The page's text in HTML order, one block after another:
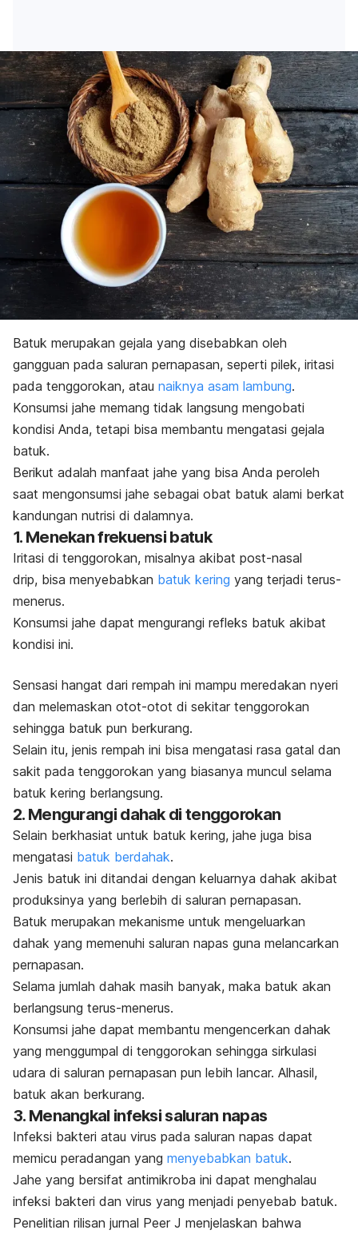
Batuk merupakan gejala yang disebabkan oleh
gangguan pada saluran pernapasan, seperti pilek, iritasi
pada tenggorokan, atau naiknya asam lambung.
Konsumsi jahe memang tidak langsung mengobati
kondisi Anda, tetapi bisa membantu mengatasi gejala
batuk.
Berikut adalah manfaat jahe yang bisa Anda peroleh
saat mengonsumsi jahe sebagai obat batuk alami berkat
kandungan nutrisi di dalamnya.
1. Menekan frekuensi batuk
Iritasi di tenggorokan, misalnya akibat post-nasal
drip, bisa menyebabkan batuk kering yang terjadi terus-
menerus.
Konsumsi jahe dapat mengurangi refleks batuk akibat
kondisi ini.
Sensasi hangat dari rempah ini mampu meredakan nyeri
dan melemaskan otot-otot di sekitar tenggorokan
sehingga batuk pun berkurang.
Selain itu, jenis rempah ini bisa mengatasi rasa gatal dan
sakit pada tenggorokan yang biasanya muncul selama
batuk kering berlangsung.
2. Mengurangi dahak di tenggorokan
Selain berkhasiat untuk batuk kering, jahe juga bisa
mengatasi batuk berdahak.
Jenis batuk ini ditandai dengan keluarnya dahak akibat
produksinya yang berlebih di saluran pernapasan.
Batuk merupakan mekanisme untuk mengeluarkan
dahak yang memenuhi saluran napas guna melancarkan
pernapasan.
Selama jumlah dahak masih banyak, maka batuk akan
berlangsung terus-menerus.
Konsumsi jahe dapat membantu mengencerkan dahak
yang menggumpal di tenggorokan sehingga sirkulasi
udara di saluran pernapasan pun lebih lancar. Alhasil,
batuk akan berkurang.
3. Menangkal infeksi saluran napas
Infeksi bakteri atau virus pada saluran napas dapat
memicu peradangan yang menyebabkan batuk.
Jahe yang bersifat antimikroba ini dapat menghalau
infeksi bakteri dan virus yang menjadi penyebab batuk.
Penelitian rilisan jurnal Peer J menjelaskan bahwa